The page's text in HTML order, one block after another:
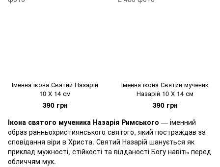
Іменна ікона Святий Назарій
10 Х 14 см
390 грн
Іменна ікона Святий мученик
Назарій 10 Х 14 см
390 грн
Ікона святого мученика Назарія Римського — іменний
образ ранньохристиянського святого, який постраждав за
сповідання віри в Христа. Святий Назарій шанується як
приклад мужності, стійкості та відданості Богу навіть перед
обличчям мук.